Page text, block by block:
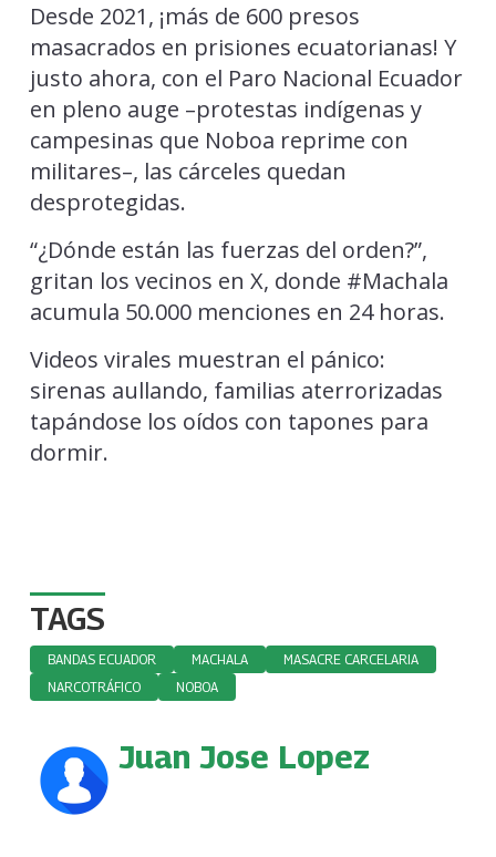
Desde 2021, ¡más de 600 presos
masacrados en prisiones ecuatorianas! Y
justo ahora, con el Paro Nacional Ecuador
en pleno auge –protestas indígenas y
campesinas que Noboa reprime con
militares–, las cárceles quedan
desprotegidas.
“¿Dónde están las fuerzas del orden?”,
gritan los vecinos en X, donde #Machala
acumula 50.000 menciones en 24 horas.
Videos virales muestran el pánico:
sirenas aullando, familias aterrorizadas
tapándose los oídos con tapones para
dormir.
TAGS
BANDAS ECUADOR MACHALA
MASACRE CARCELARIA
NARCOTRÁFICO
NOBOA
Juan Jose Lopez